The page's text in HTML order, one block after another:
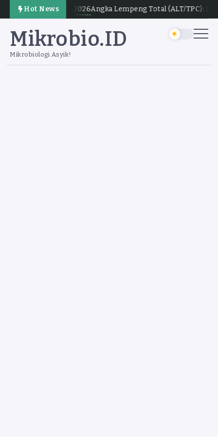
Hot News
August 8, 2026Angka Lempeng Total (ALT/TPC):
Mikrobio.ID
Mikrobiologi Asyik!